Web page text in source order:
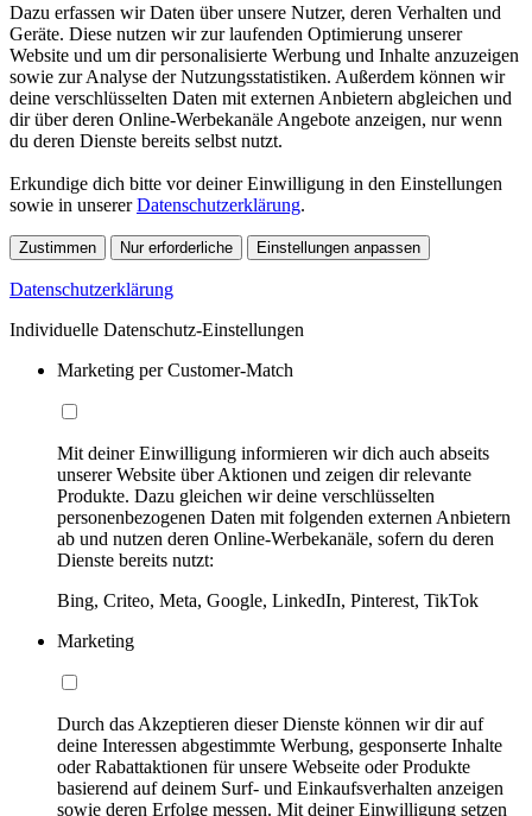
Dazu erfassen wir Daten über unsere Nutzer, deren Verhalten und
Geräte. Diese nutzen wir zur laufenden Optimierung unserer
Website und um dir personalisierte Werbung und Inhalte anzuzeigen
sowie zur Analyse der Nutzungsstatistiken. Außerdem können wir
deine verschlüsselten Daten mit externen Anbietern abgleichen und
dir über deren Online-Werbekanäle Angebote anzeigen, nur wenn
du deren Dienste bereits selbst nutzt.
Erkundige dich bitte vor deiner Einwilligung in den Einstellungen
sowie in unsererDatenschutzerklärung.
Zustimmen Nur erforderliche Einstellungen anpassen
Datenschutzerklärung
Individuelle Datenschutz-Einstellungen
Marketing per Customer-Match
Mit deiner Einwilligung informieren wir dich auch abseits
unserer Website über Aktionen und zeigen dir relevante
Produkte. Dazu gleichen wir deine verschlüsselten
personenbezogenen Daten mit folgenden externen Anbietern
ab und nutzen deren Online-Werbekanäle, sofern du deren
Dienste bereits nutzt:
Bing, Criteo, Meta, Google, LinkedIn, Pinterest, TikTok
Marketing
Durch das Akzeptieren dieser Dienste können wir dir auf
deine Interessen abgestimmte Werbung, gesponserte Inhalte
oder Rabattaktionen für unsere Webseite oder Produkte
basierend auf deinem Surf- und Einkaufsverhalten anzeigen
sowie deren Erfolge messen. Mit deiner Einwilligung setzen